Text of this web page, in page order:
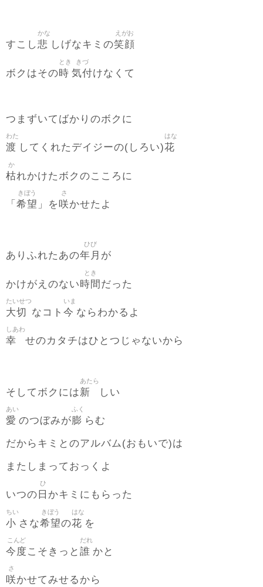
すこし悲
かな
しげなキミの笑顔
えがお
ボクはその時
とき
気付
きづ
けなくて
つまずいてばかりのボクに
渡
わた
してくれたデイジーの(しろい)花
はな
枯
か
れかけたボクのこころに
「 希望
きぼう
」を咲
さ
かせたよ
ありふれたあの年月
ひび
が
かけがえのない時間
とき
だった
大切
たいせつ
なコト 今
いま
ならわかるよ
幸
しあわ
せのカタチはひとつじゃないから
そしてボクには新
あたら
しい
愛
あい
のつぼみが膨
ふく
らむ
だからキミとのアルバム(おもいで)は
またしまっておっくよ
いつの 日
ひ
かキミにもらった
小
ちい
さな希望
きぼう
の花
はな
を
今度
こんど
こそきっと 誰
だれ
かと
咲
さ
かせてみせるから